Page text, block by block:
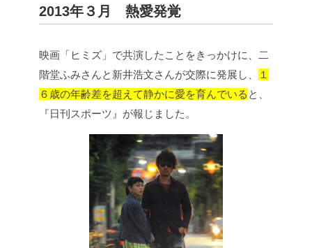
2013年３月 熱愛発覚
映画「ヒミズ」で共演したことをきっかけに、二
階堂ふみさんと新井浩文さんが交際に発展し、
１
６歳の年齢差を超えて静かに愛を育んでいる と、
『日刊スポーツ』が報じました。